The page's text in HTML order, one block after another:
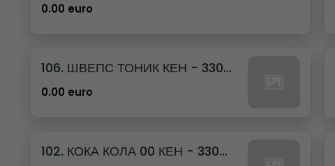
0.00 euro
106. ШВЕПС ТОНИК КЕН - 330МЛ.
0.00 euro
102. КОКА КОЛА 00 КЕН - 330МЛ.